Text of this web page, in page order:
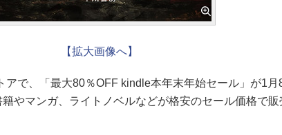
【拡大画像へ】
で、「最大80％OFF kindle本年末年始セール」が1月
やマンガ、ライトノベルなどが格安のセール価格で販